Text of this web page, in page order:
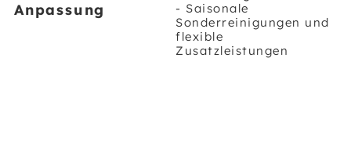
Anpassung
- Saisonale
Sonderreinigungen und
flexible
Zusatzleistungen